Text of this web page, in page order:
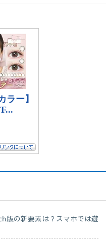
版の新要素は？スマホでは遊